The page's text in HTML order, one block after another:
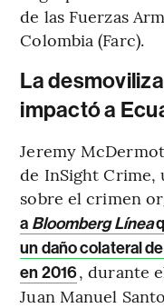
de las Fuerzas
Colombia (Farc).
La
impactó a
Jeremy
de InSight Crime,
sobre el crimen
a Bloomberg Línea
un daño colateral
en 2016, durante
Juan Manuel